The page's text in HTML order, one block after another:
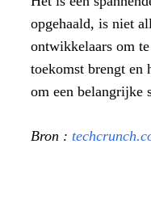
opgehaald, is niet
ontwikkelaars om
toekomst brengt
om een belangrijke
Bron :